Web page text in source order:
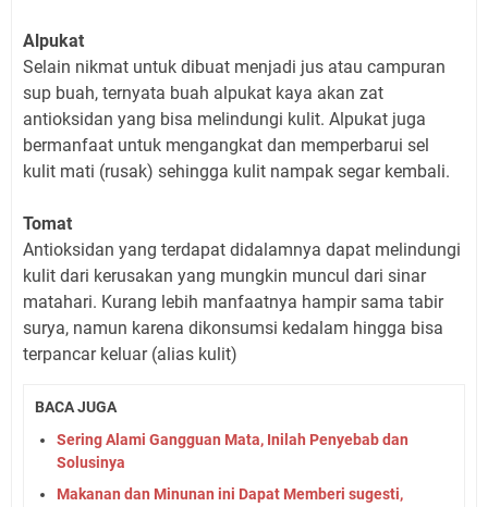
Alpukat
Selain nikmat untuk dibuat menjadi jus atau campuran
sup buah, ternyata buah alpukat kaya akan zat
antioksidan yang bisa melindungi kulit. Alpukat juga
bermanfaat untuk mengangkat dan memperbarui sel
kulit mati (rusak) sehingga kulit nampak segar kembali.
Tomat
Antioksidan yang terdapat didalamnya dapat melindungi
kulit dari kerusakan yang mungkin muncul dari sinar
matahari. Kurang lebih manfaatnya hampir sama tabir
surya, namun karena dikonsumsi kedalam hingga bisa
terpancar keluar (alias kulit)
BACA JUGA
Sering Alami Gangguan Mata, Inilah Penyebab dan
Solusinya
Makanan dan Minunan ini Dapat Memberi sugesti,